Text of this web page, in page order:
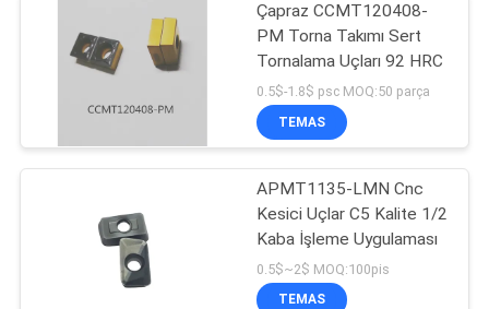
Çapraz CCMT120408-
PM Torna Takımı Sert
Tornalama Uçları 92 HRC
0.5$-1.8$ psc MOQ:50 parça
TEMAS
APMT1135-LMN Cnc
Kesici Uçlar C5 Kalite 1/2
Kaba İşleme Uygulaması
0.5$~2$ MOQ:100pis
TEMAS